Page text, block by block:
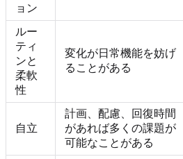
ョン
ルー
ティ
ンと
柔軟
性
変化が日常機能を妨げ
ることがある
自立
計画、配慮、回復時間
があれば多くの課題が
可能なことがある